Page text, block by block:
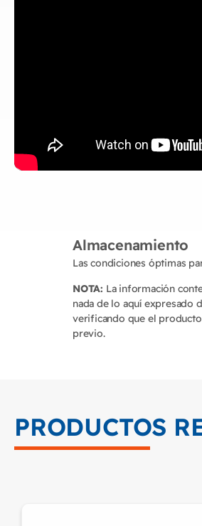
Almacenamiento
Las condiciones óptimas
NOTA: La información
nada de lo aquí expresado
verificando que el
previo.
PRODUCTOS